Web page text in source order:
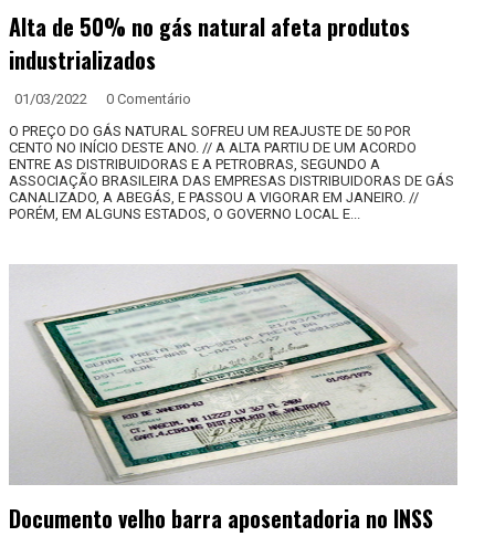
Alta de 50% no gás natural afeta produtos
industrializados
01/03/2022
0 Comentário
O PREÇO DO GÁS NATURAL SOFREU UM REAJUSTE DE 50 POR
CENTO NO INÍCIO DESTE ANO. // A ALTA PARTIU DE UM ACORDO
ENTRE AS DISTRIBUIDORAS E A PETROBRAS, SEGUNDO A
ASSOCIAÇÃO BRASILEIRA DAS EMPRESAS DISTRIBUIDORAS DE GÁS
CANALIZADO, A ABEGÁS, E PASSOU A VIGORAR EM JANEIRO. //
PORÉM, EM ALGUNS ESTADOS, O GOVERNO LOCAL E...
Documento velho barra aposentadoria no INSS